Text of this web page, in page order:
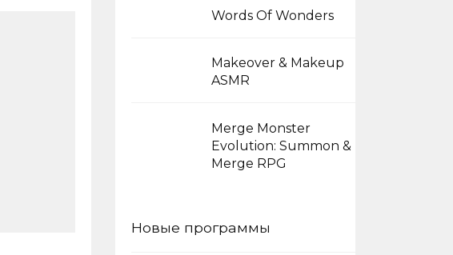
Words Of Wonders
Makeover & Makeup
ASMR
Merge Monster
Evolution: Summon &
Merge RPG
Новые программы